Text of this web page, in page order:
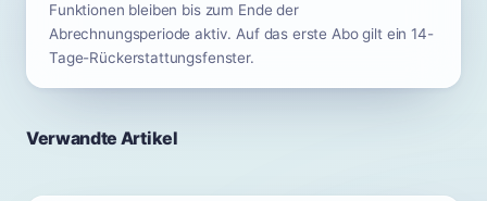
Funktionen bleiben bis zum Ende der
Abrechnungsperiode aktiv. Auf das erste Abo gilt ein 14-
Tage-Rückerstattungsfenster.
Verwandte Artikel